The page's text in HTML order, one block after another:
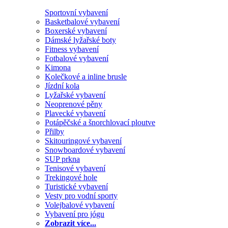
Sportovní vybavení
Basketbalové vybavení
Boxerské vybavení
Dámské lyžařské boty
Fitness vybavení
Fotbalové vybavení
Kimona
Kolečkové a inline brusle
Jízdní kola
Lyžařské vybavení
Neoprenové pěny
Plavecké vybavení
Potápěčské a šnorchlovací ploutve
Přilby
Skitouringové vybavení
Snowboardové vybavení
SUP prkna
Tenisové vybavení
Trekingové hole
Turistické vybavení
Vesty pro vodní sporty
Volejbalové vybavení
Vybavení pro jógu
Zobrazit více...